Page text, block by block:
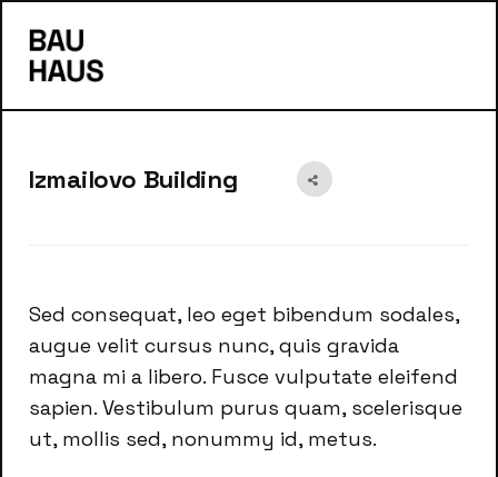
Izmailovo Building
Sed consequat, leo eget bibendum sodales,
augue velit cursus nunc, quis gravida
magna mi a libero. Fusce vulputate eleifend
sapien. Vestibulum purus quam, scelerisque
ut, mollis sed, nonummy id, metus.